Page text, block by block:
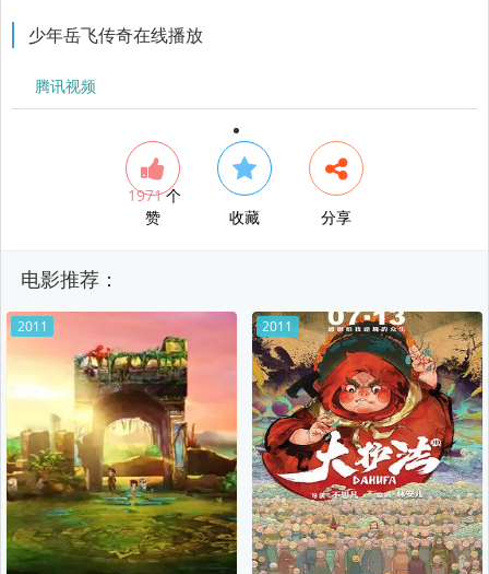
少年岳飞传奇在线播放
腾讯视频
1971个
赞
收藏 分享
电影推荐：
2011 2011